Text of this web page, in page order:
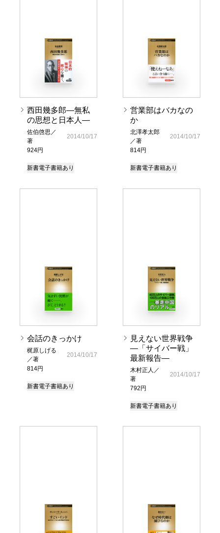
西田幾多郎―無私
の思想と日本人―
佐伯啓思／
著
924円
2014/10/17
新書電子書籍あり
営業部はバカなの
か
北澤孝太郎
／著
814円
2014/10/17
新書電子書籍あり
会話のきっかけ
梶原しげる
／著
814円
2014/10/17
新書電子書籍あり
見えない世界戦争
―「サイバー戦」
最新報告―
木村正人／
著
792円
2014/10/17
新書電子書籍あり